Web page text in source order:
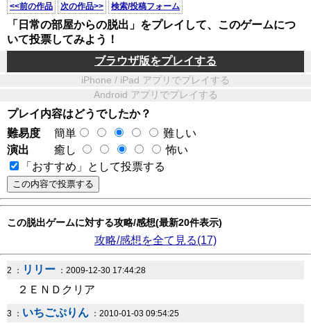
<<前の作品 次の作品>> 検索/投稿フォーム
「日常の部屋からの脱出」をプレイして、このゲームにつ
いて投票してみよう！
ブラウザ版をプレイする
iPhone / iPad アプリでプレイする
Android アプリでプレイする
プレイ内容はどうでしたか？
難易度
簡単
難しい
演出
癒し
怖い
「おすすめ」として投票する
この脱出ゲームに対する攻略/感想(最新20件表示)
攻略/感想を全て見る(17)
2 ： リリー ：2009-12-30 17:44:28
２ＥＮＤクリア
3 ： いちごぷりん ：2010-01-03 09:54:25